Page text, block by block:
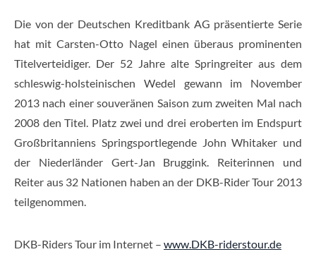
Die von der Deutschen Kreditbank AG präsentierte Serie
hat mit Carsten-Otto Nagel einen überaus prominenten
Titelverteidiger. Der 52 Jahre alte Springreiter aus dem
schleswig-holsteinischen Wedel gewann im November
2013 nach einer souveränen Saison zum zweiten Mal nach
2008 den Titel. Platz zwei und drei eroberten im Endspurt
Großbritanniens Springsportlegende John Whitaker und
der Niederländer Gert-Jan Bruggink. Reiterinnen und
Reiter aus 32 Nationen haben an der DKB-Rider Tour 2013
teilgenommen.
DKB-Riders Tour im Internet – www.DKB-riderstour.de